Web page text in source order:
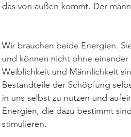
das von außen kommt. Der
Wir brauchen beide Energien.
und können nicht ohne einander
Weiblichkeit und Männlichkeit
Bestandteile der Schöpfung
in uns selbst zu nutzen und
Energien, die dazu bestimmt
stimulieren.